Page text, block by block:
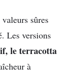
sûres
Les versions
le terracotta
à